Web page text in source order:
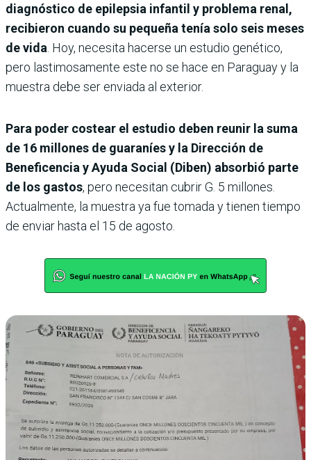
diagnóstico de epilepsia infantil y problema renal,
recibieron cuando su pequeña tenía solo seis meses
de vida . Hoy, necesita hacerse un estudio genético,
pero lastimosamente este no se hace en Paraguay y la
muestra debe ser enviada al exterior.
Para poder costear el estudio deben reunir la suma
de 16 millones de guaraníes y la Dirección de
Beneficencia y Ayuda Social (Diben) absorbió parte
de los gastos, pero necesitan cubrir G. 5 millones.
Actualmente, la muestra ya fue tomada y tienen tiempo
de enviar hasta el 15 de agosto.